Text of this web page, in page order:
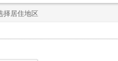
择居住地区